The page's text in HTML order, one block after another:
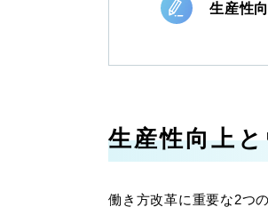
生産性
生産性向上
働き方改革に重要な2つ